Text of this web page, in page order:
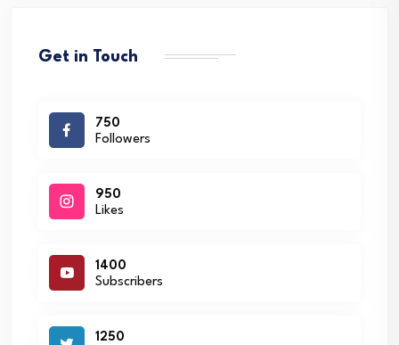
Get in Touch
750
Followers
950
Likes
1400
Subscribers
1250